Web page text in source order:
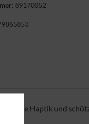
89170052
Haptik und